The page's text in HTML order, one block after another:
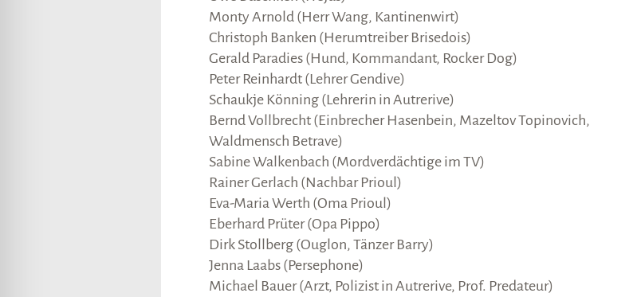
Monty Arnold (Herr Wang, Kantinenwirt)
Christoph Banken (Herumtreiber Brisedois)
Gerald Paradies (Hund, Kommandant, Rocker Dog)
Peter Reinhardt (Lehrer Gendive)
Schaukje Könning (Lehrerin in Autrerive)
Bernd Vollbrecht (Einbrecher Hasenbein, Mazeltov Topinovich,
Waldmensch Betrave)
Sabine Walkenbach (Mordverdächtige im TV)
Rainer Gerlach (Nachbar Prioul)
Eva-Maria Werth (Oma Prioul)
Eberhard Prüter (Opa Pippo)
Dirk Stollberg (Ouglon, Tänzer Barry)
Jenna Laabs (Persephone)
Michael Bauer (Arzt, Polizist in Autrerive, Prof. Predateur)